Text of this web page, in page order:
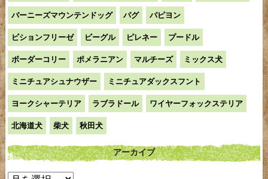
バーニーズマウンテンドッグ パグ パピヨン
ビションフリーゼ ビーグル ピレネー プードル
ボーダーコリー ポメラニアン マルチーズ ミックス犬
ミニチュアシュナウザー ミニチュアダックスフント
ヨークシャーテリア ラブラドール ワイヤーフォックステリア
北海道犬 柴犬 秋田犬
アーカイブ